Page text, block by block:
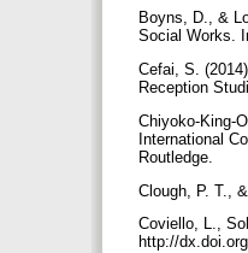
Boyns, D., &
Social Works.
Cefai, S.
Reception
Chiyoko-King-
International
Routledge.
Clough, P. T.,
Coviello, L.,
http://­